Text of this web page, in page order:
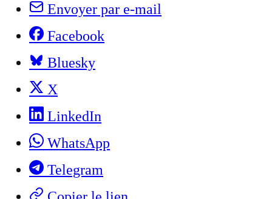
Envoyer par e-mail
Facebook
Bluesky
X
LinkedIn
WhatsApp
Telegram